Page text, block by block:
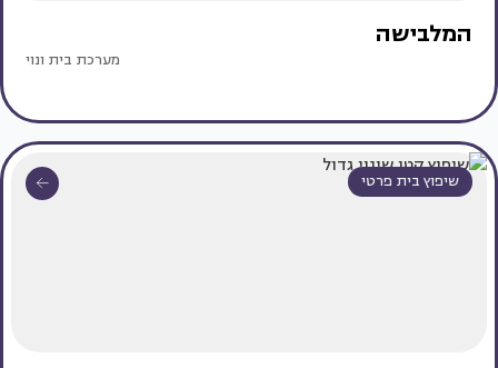
המלבישה
מערכת בית ונוי
שיפוץ בית פרטי